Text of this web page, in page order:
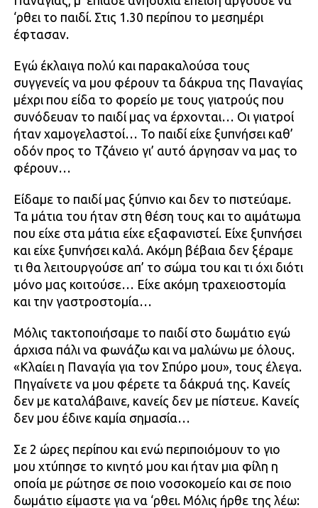
‘ρθει το παιδί. Στις 1.30 περίπου το μεσημέρι
έφτασαν.
Εγώ έκλαιγα πολύ και παρακαλούσα τους
συγγενείς να μου φέρουν τα δάκρυα της Παναγίας
μέχρι που είδα το φορείο με τους γιατρούς που
συνόδευαν το παιδί μας να έρχονται… Οι γιατροί
ήταν χαμογελαστοί… Το παιδί είχε ξυπνήσει καθ’
οδόν προς το Τζάνειο γι’ αυτό άργησαν να μας το
φέρουν…
Είδαμε το παιδί μας ξύπνιο και δεν το πιστεύαμε.
Τα μάτια του ήταν στη θέση τους και το αιμάτωμα
που είχε στα μάτια είχε εξαφανιστεί. Είχε ξυπνήσει
και είχε ξυπνήσει καλά. Ακόμη βέβαια δεν ξέραμε
τι θα λειτουργούσε απ’ το σώμα του και τι όχι διότι
μόνο μας κοιτούσε… Είχε ακόμη τραχειοστομία
και την γαστροστομία…
Μόλις τακτοποιήσαμε το παιδί στο δωμάτιο εγώ
άρχισα πάλι να φωνάζω και να μαλώνω με όλους.
«Κλαίει η Παναγία για τον Σπύρο μου», τους έλεγα.
Πηγαίνετε να μου φέρετε τα δάκρυά της. Κανείς
δεν με καταλάβαινε, κανείς δεν με πίστευε. Κανείς
δεν μου έδινε καμία σημασία…
Σε 2 ώρες περίπου και ενώ περιποιόμουν το γιο
μου χτύπησε το κινητό μου και ήταν μια φίλη η
οποία με ρώτησε σε ποιο νοσοκομείο και σε ποιο
δωμάτιο είμαστε για να ‘ρθει. Μόλις ήρθε της λέω: